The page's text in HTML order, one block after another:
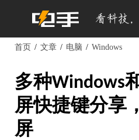
首页 文章 电脑 Windows
多种Windows
屏快捷键分享
屏